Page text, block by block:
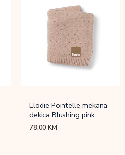
Elodie Pointelle mekana
dekica Blushing pink
78,00KM